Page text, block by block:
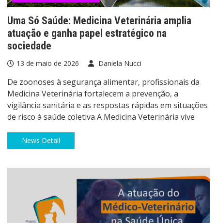
Uma Só Saúde: Medicina Veterinária amplia
atuação e ganha papel estratégico na
sociedade
13 de maio de 2026 Daniela Nucci
De zoonoses à segurança alimentar, profissionais da
Medicina Veterinária fortalecem a prevenção, a
vigilância sanitária e as respostas rápidas em situações
de risco à saúde coletiva A Medicina Veterinária vive
News Detail